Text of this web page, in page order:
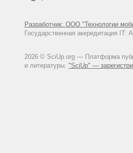
Разработчик: ООО "Технологии
Государственная аккредитация
2026 © SciUp.org — Платформа
и литературы. "SciUp" —